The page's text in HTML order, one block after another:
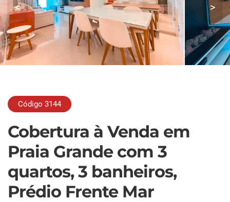
< >
Código 3144
Cobertura à Venda em
Praia Grande com 3
quartos, 3 banheiros,
Prédio Frente Mar